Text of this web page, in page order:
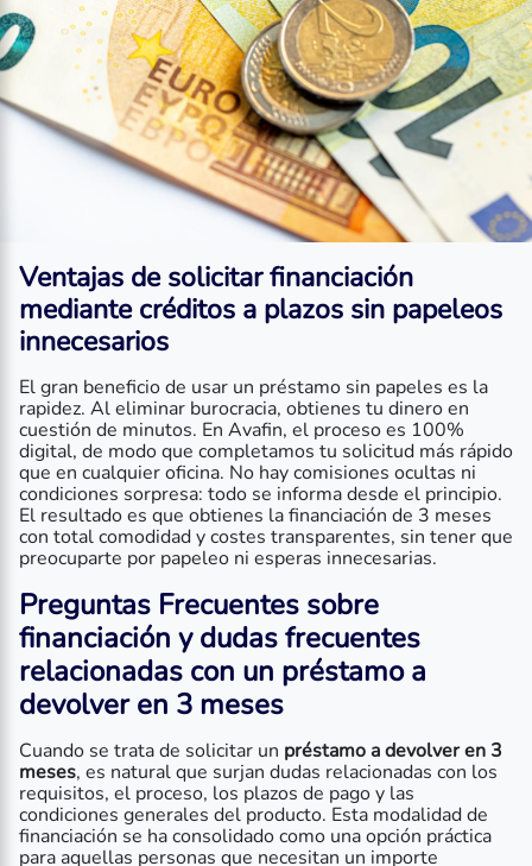
Ventajas de solicitar financiación
mediantecréditos a plazos sin papeleos
innecesarios
El gran beneficio de usar un préstamo sin papeles es la
rapidez. Al eliminar burocracia, obtienes tu dinero en
cuestión de minutos. En Avafin, el proceso es 100%
digital, de modo que completamos tu solicitud más rápido
que en cualquier oficina. No hay comisiones ocultas ni
condiciones sorpresa: todo se informa desde el principio.
El resultado es que obtienes la financiación de 3 meses
con total comodidad y costes transparentes, sin tener que
preocuparte por papeleo ni esperas innecesarias.
Preguntas Frecuentes sobre
financiación y dudas frecuentes
relacionadas con un préstamo a
devolver en 3 meses
Cuando se trata de solicitar un préstamo a devolver en 3
meses, es natural que surjan dudas relacionadas con los
requisitos, el proceso, los plazos de pago y las
condiciones generales del producto. Esta modalidad de
financiación se ha consolidado como una opción práctica
para aquellas personas que necesitan un importe